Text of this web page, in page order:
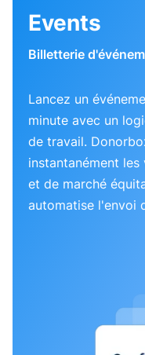
Events
Billetterie
Lancez un
minute avec un
de travail.
instantanément
et de marché
automatise l'envoi